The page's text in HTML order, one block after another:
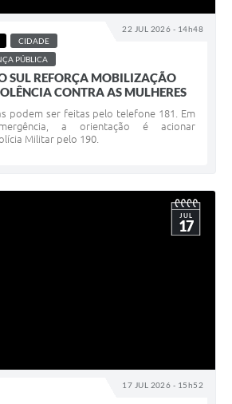
22 JUL 2026 - 14h48
CIDADE
PÚBLICA
SUL REFORÇA MOBILIZAÇÃO
CONTRA AS MULHERES
podem ser feitas pelo telefone 181. Em
a orientação é acionar
Militar pelo 190.
17 JUL 2026 - 15h52
JUL
17